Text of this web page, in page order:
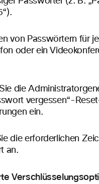
von Passwörtern für
oder ein
die
vergessen“-
ein.
die erforderlichen
an.